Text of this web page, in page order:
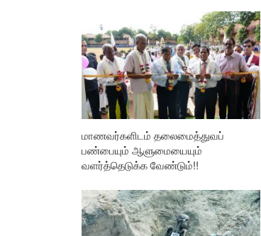
மாணவர்களிடம் தலைமைத்துவப்
பண்பையும் ஆளுமையையும்
வளர்த்தெடுக்க வேண்டும்!!